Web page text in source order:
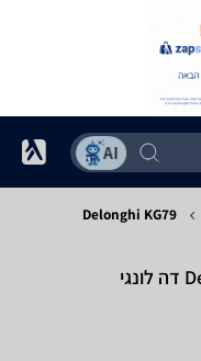
Delonghi KG79